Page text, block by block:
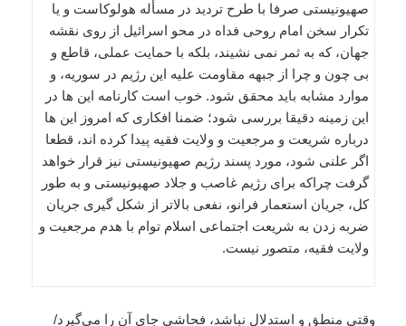
صهیونیستی صرفا با طرح تردید در مسأله هولوکاست و یا
تکرار سخن امام روحی فداه در محو اسرائیل از روی نقشه
جهان، که به ثمر نمی نشیند، بلکه با حمایت عملی، قاطع و
بی چون و چرا از جبهه مقاومت علیه این رژیم در سوریه، و
موارد مشابه باید محقق شود. خوب است کارنامه این ها در
این زمینه دقیقا بررسی شود؛ ضمنا افکاری که امروز این ها
درباره شریعت و مرجعیت و ولایت فقیه پیدا کرده اند، قطعا
اگر علنی شود، مورد پسند رژیم صهیونیستی نیز قرار خواهد
گرفت چراکه برای رژیم غاصب و جلاد صهیونیستی و به طور
کل، جریان استعمار فرانو، نفعی بالاتر از شکل گیری جریان
ضربه زدن به شریعت اجتماعی اسلام توام با هدم مرجعیت و
ولایت فقیه، متصور نیست.
وقتی منطق و استدلال نباشد، فحاشی جای آن را می‌گیرد/